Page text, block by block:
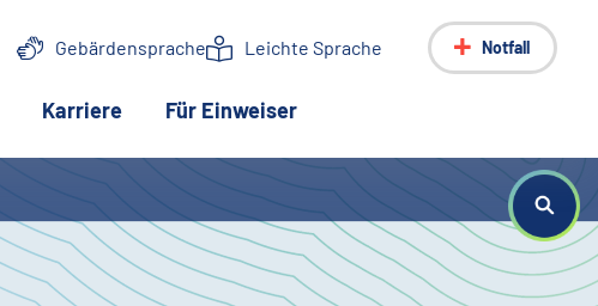
Karriere Für Einweiser
Notfall
Gebärdensprache Leichte Sprache